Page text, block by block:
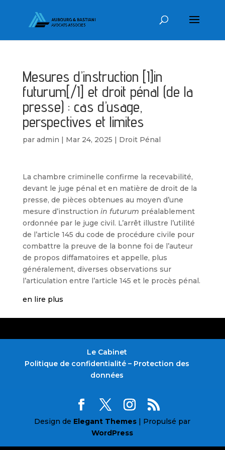
Mesures d’instruction [I]in
futurum[/I] et droit pénal (de la
presse) : cas d’usage,
perspectives et limites
par admin | Mar 24, 2025 | Droit Pénal
La chambre criminelle confirme la recevabilité,
devant le juge pénal et en matière de droit de la
presse, de pièces obtenues au moyen d’une
mesure d’instruction in futurum préalablement
ordonnée par le juge civil. L’arrêt illustre l’utilité
de l’article 145 du code de procédure civile pour
combattre la preuve de la bonne foi de l’auteur
de propos diffamatoires et appelle, plus
généralement, diverses observations sur
l’articulation entre l’article 145 et le procès pénal.
en lire plus
Le Cabinet
Politique de confidentialité – Protection des
données
Design de Elegant Themes | Propulsé par
WordPress